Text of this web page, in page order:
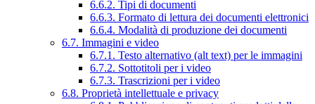
6.6.2. Tipi di documenti
6.6.3. Formato di lettura dei documenti elettronici
6.6.4. Modalità di produzione dei documenti
6.7. Immagini e video
6.7.1. Testo alternativo (alt text) per le immagini
6.7.2. Sottotitoli per i video
6.7.3. Trascrizioni per i video
6.8. Proprietà intellettuale e privacy